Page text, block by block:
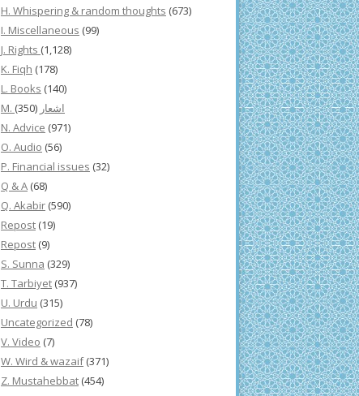
H. Whispering & random thoughts (673)
I. Miscellaneous (99)
J. Rights (1,128)
K. Fiqh (178)
L. Books (140)
M. اشعار (350)
N. Advice (971)
O. Audio (56)
P. Financial issues (32)
Q & A (68)
Q. Akabir (590)
Repost (19)
Repost (9)
S. Sunna (329)
T. Tarbiyet (937)
U. Urdu (315)
Uncategorized (78)
V. Video (7)
W. Wird & wazaif(371)
Z. Mustahebbat (454)